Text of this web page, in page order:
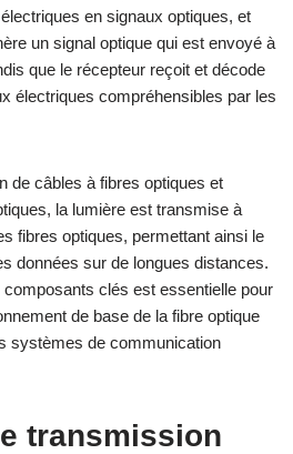
en signaux optiques, et
un signal optique qui est envoyé à
que le récepteur reçoit et décode
électriques compréhensibles par les
de câbles à fibres optiques et
la lumière est transmise à
fibres optiques, permettant ainsi le
données sur de longues distances.
clés est essentielle pour
de base de la fibre optique
systèmes de communication
transmission